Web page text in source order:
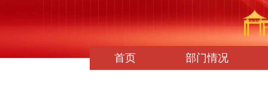
首页 部门情况